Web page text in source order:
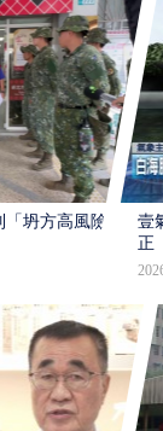
坍方高風險」
壹
正